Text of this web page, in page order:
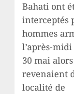
Bahati ont
interceptés
hommes
l’après-
30 mai
revenaient
localité de